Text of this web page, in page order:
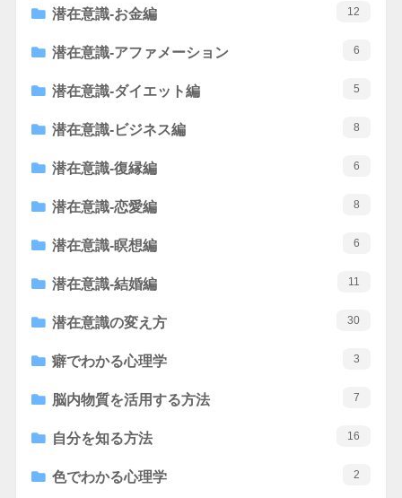
潜在意識-お金編 12
潜在意識-アファメーション 6
潜在意識-ダイエット編 5
潜在意識-ビジネス編 8
潜在意識-復縁編 6
潜在意識-恋愛編 8
潜在意識-瞑想編 6
潜在意識-結婚編 11
潜在意識の変え方 30
癖でわかる心理学 3
脳内物質を活用する方法 7
自分を知る方法 16
色でわかる心理学 2